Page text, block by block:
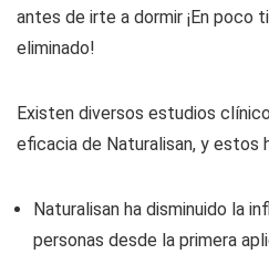
antes de irte a dormir ¡En poco
eliminado!
Existen diversos estudios
eficacia de Naturalisan, y estos
Naturalisan ha disminuido la
personas desde la primera